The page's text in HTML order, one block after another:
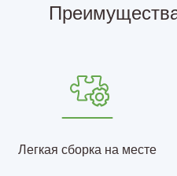
Легкая сборка на месте